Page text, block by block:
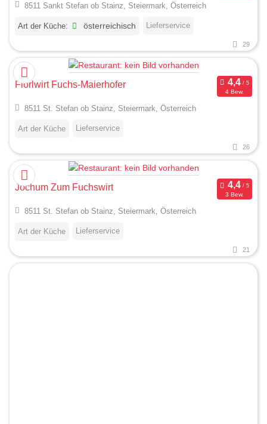
8511 Sankt Stefan ob Stainz, Steiermark, Österreich
Art der Küche: österreichisch Lieferservice
29
Florlwirt Fuchs-Maierhofer
4 Bew.
8511 St. Stefan ob Stainz, Steiermark, Österreich
Art der Küche Lieferservice
26
Jochum Zum Fuchswirt
3 Bew.
8511 St. Stefan ob Stainz, Steiermark, Österreich
Art der Küche Lieferservice
21